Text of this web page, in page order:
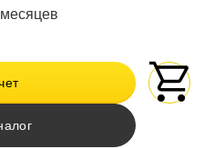
месяцев